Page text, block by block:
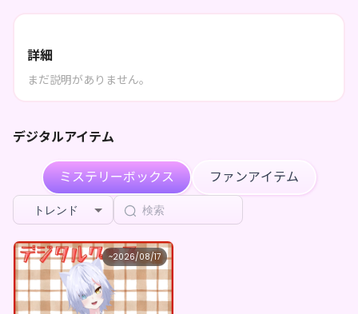
詳細
まだ説明がありません。
デジタルアイテム
ミステリーボックス ファンアイテム
トレンド
~2026/08/17
白鐘シロン
白鐘シロン ×Vガスト開店！
最低価格
¥1,100 購入はこちら